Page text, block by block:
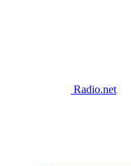
Radio.net